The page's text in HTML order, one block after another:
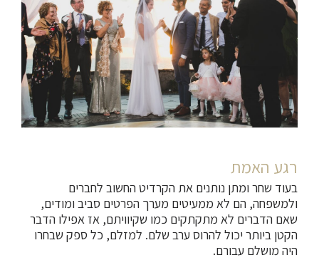
רגע האמת
בעוד שחר ומתן נותנים את הקרדיט החשוב לחברים
ולמשפחה, הם לא ממעיטים מערך הפרטים סביב ומודים,
שאם הדברים לא מתקתקים כמו שקיוויתם, אז אפילו הדבר
הקטן ביותר יכול להרוס ערב שלם. למזלם, כל ספק שבחרו
היה מושלם עבורם.